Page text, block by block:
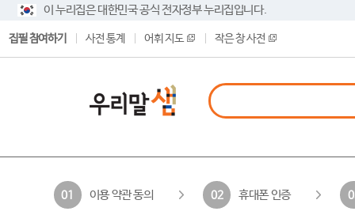
이 누리집은 대한민국 공식 전자정부 누리집입니다.
집필 참여하기 사전 통계 어휘 지도 작은 창 사전
01 이용 약관 동의 02 휴대폰 인증